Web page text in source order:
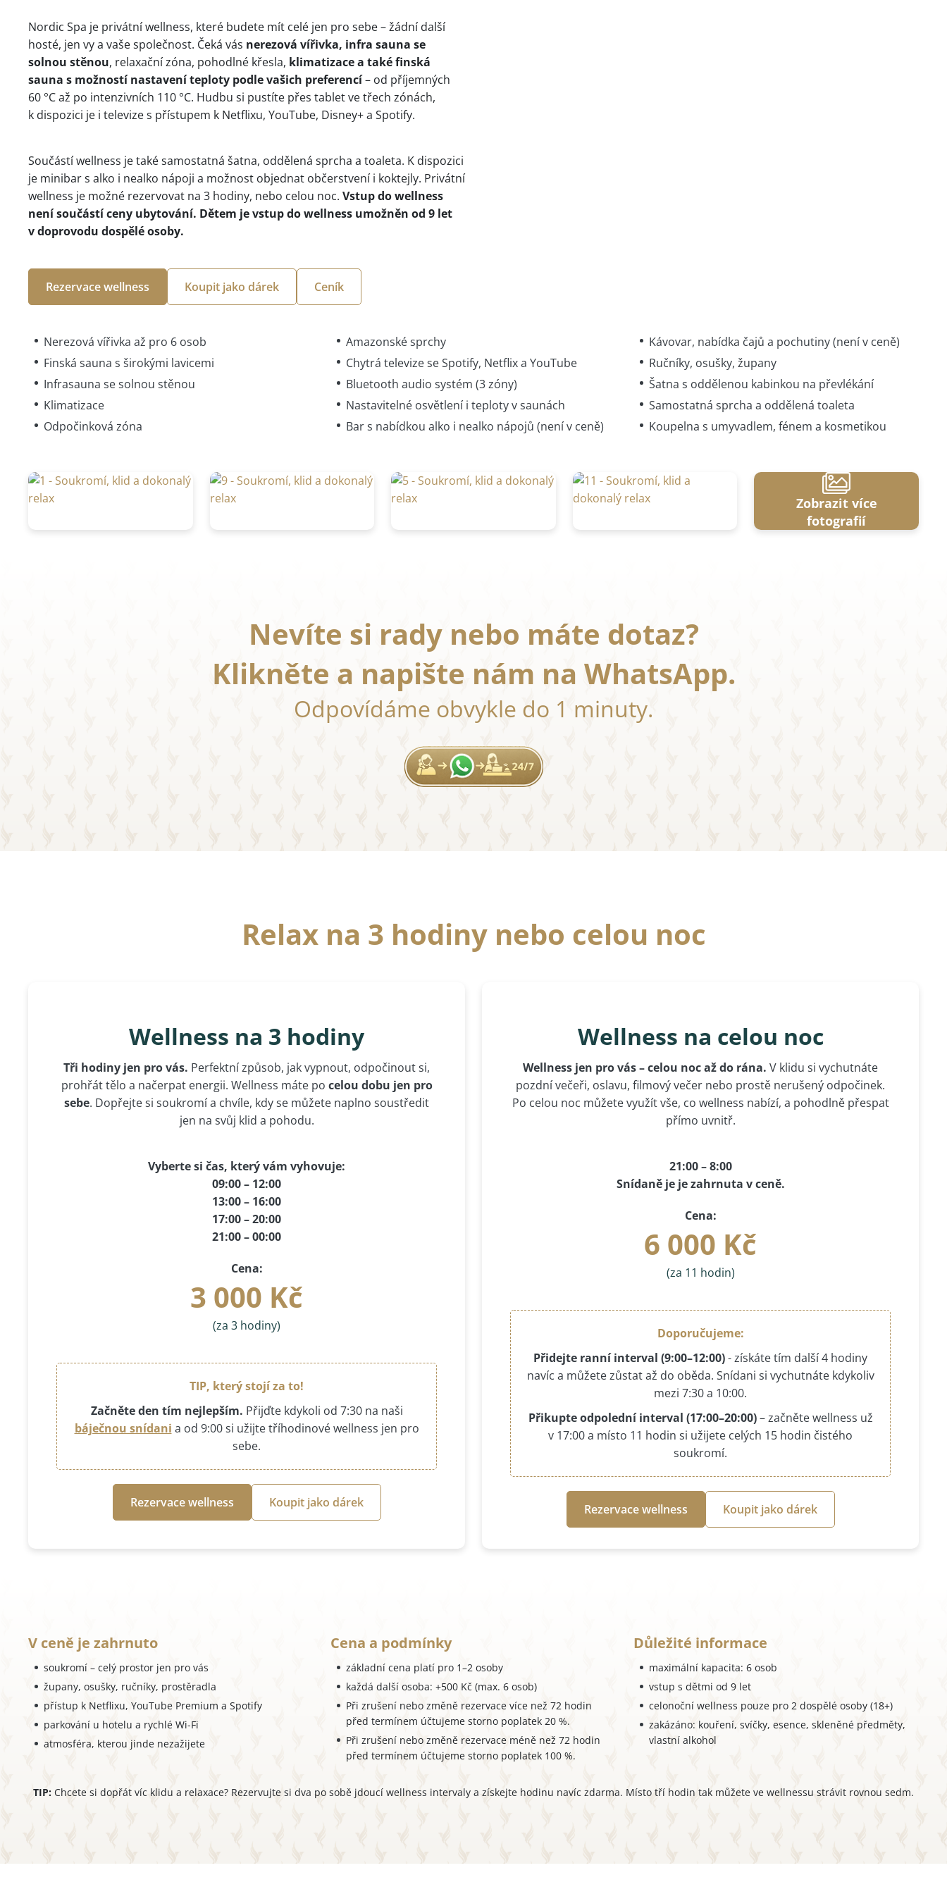
Nordic Spa je privátní wellness, které budete mít celé jen pro sebe – žádní další
hosté, jen vy a vaše společnost. Čeká vás nerezová vířivka, infra sauna se
solnou stěnou, relaxační zóna, pohodlné křesla, klimatizace a také finská
sauna s možností nastavení teploty podle vašich preferencí– od příjemných
60 °C až po intenzivních 110 °C. Hudbu si pustíte přes tablet ve třech zónách,
k dispozici je i televize s přístupem k Netflixu, YouTube, Disney+ a Spotify.
Součástí wellness je také samostatná šatna, oddělená sprcha a toaleta. K dispozici
je minibar s alko i nealko nápoji a možnost objednat občerstvení i koktejly. Privátní
wellness je možné rezervovat na 3 hodiny, nebo celou noc. Vstup do wellness
není součástí ceny ubytování. Dětem je vstup do wellness umožněn od 9 let
v doprovodu dospělé osoby.
Rezervace wellness Koupit jako dárek Ceník
Nerezová vířivka až pro 6 osob
Finská sauna s širokými lavicemi
Infrasauna se solnou stěnou
Klimatizace
Odpočinková zóna
Amazonské sprchy
Chytrá televize se Spotify, Netflix a YouTube
Bluetooth audio systém (3 zóny)
Nastavitelné osvětlení i teploty v saunách
Bar s nabídkou alko i nealko nápojů (není v ceně)
Kávovar, nabídka čajů a pochutiny (není v ceně)
Ručníky, osušky, župany
Šatna s oddělenou kabinkou na převlékání
Samostatná sprcha a oddělená toaleta
Koupelna s umyvadlem, fénem a kosmetikou
Zobrazit více
fotografií
Nevíte si rady nebo máte dotaz?
Klikněte a napište nám na WhatsApp.
Odpovídáme obvykle do 1 minuty.
Relax na 3 hodiny nebo celou noc
Wellness na 3 hodiny
Tři hodiny jen pro vás. Perfektní způsob, jak vypnout, odpočinout si,
prohřát tělo a načerpat energii. Wellness máte po celou dobu jen pro
sebe. Dopřejte si soukromí a chvíle, kdy se můžete naplno soustředit
jen na svůj klid a pohodu.
Vyberte si čas, který vám vyhovuje:
09:00 – 12:00
13:00 – 16:00
17:00 – 20:00
21:00 – 00:00
Cena:
3 000 Kč
(za 3 hodiny)
TIP, který stojí za to!
Začněte den tím nejlepším. Přijďte kdykoli od 7:30 na naši
báječnou snídani a od 9:00 si užijte tříhodinové wellness jen pro
sebe.
Rezervace wellness Koupit jako dárek
Wellness na celou noc
Wellness jen pro vás – celou noc až do rána. V klidu si vychutnáte
pozdní večeři, oslavu, filmový večer nebo prostě nerušený odpočinek.
Po celou noc můžete využít vše, co wellness nabízí, a pohodlně přespat
přímo uvnitř.
21:00 – 8:00
Snídaně je je zahrnuta v ceně.
Cena:
6 000 Kč
(za 11 hodin)
Doporučujeme:
Přidejte ranní interval (9:00–12:00)- získáte tím další 4 hodiny
navíc a můžete zůstat až do oběda. Snídani si vychutnáte kdykoliv
mezi 7:30 a 10:00.
Přikupte odpolední interval (17:00–20:00)– začněte wellness už
v 17:00 a místo 11 hodin si užijete celých 15 hodin čistého
soukromí.
Rezervace wellness Koupit jako dárek
V ceně je zahrnuto
soukromí – celý prostor jen pro vás
župany, osušky, ručníky, prostěradla
přístup k Netflixu, YouTube Premium a Spotify
parkování u hotelu a rychlé Wi-Fi
atmosféra, kterou jinde nezažijete
Cena a podmínky
základní cena platí pro 1–2 osoby
každá další osoba: +500 Kč (max. 6 osob)
Při zrušení nebo změně rezervace více než 72 hodin
před termínem účtujeme storno poplatek 20 %.
Při zrušení nebo změně rezervace méně než 72 hodin
před termínem účtujeme storno poplatek 100 %.
Důležité informace
maximální kapacita: 6 osob
vstup s dětmi od 9 let
celonoční wellness pouze pro 2 dospělé osoby (18+)
zakázáno: kouření, svíčky, esence, skleněné předměty,
vlastní alkohol
TIP: Chcete si dopřát víc klidu a relaxace? Rezervujte si dva po sobě jdoucí wellness intervaly a získejte hodinu navíc zdarma. Místo tří hodin tak můžete ve wellnessu strávit rovnou sedm.